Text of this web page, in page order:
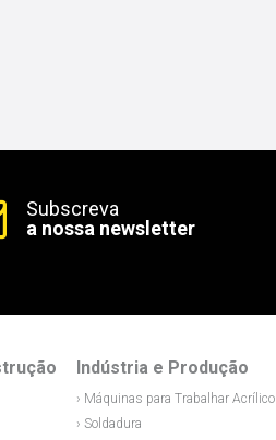
Subscreva
a nossa newsletter
Indústria e Produção
› Máquinas para Trabalhar Acrílico
› Soldadura